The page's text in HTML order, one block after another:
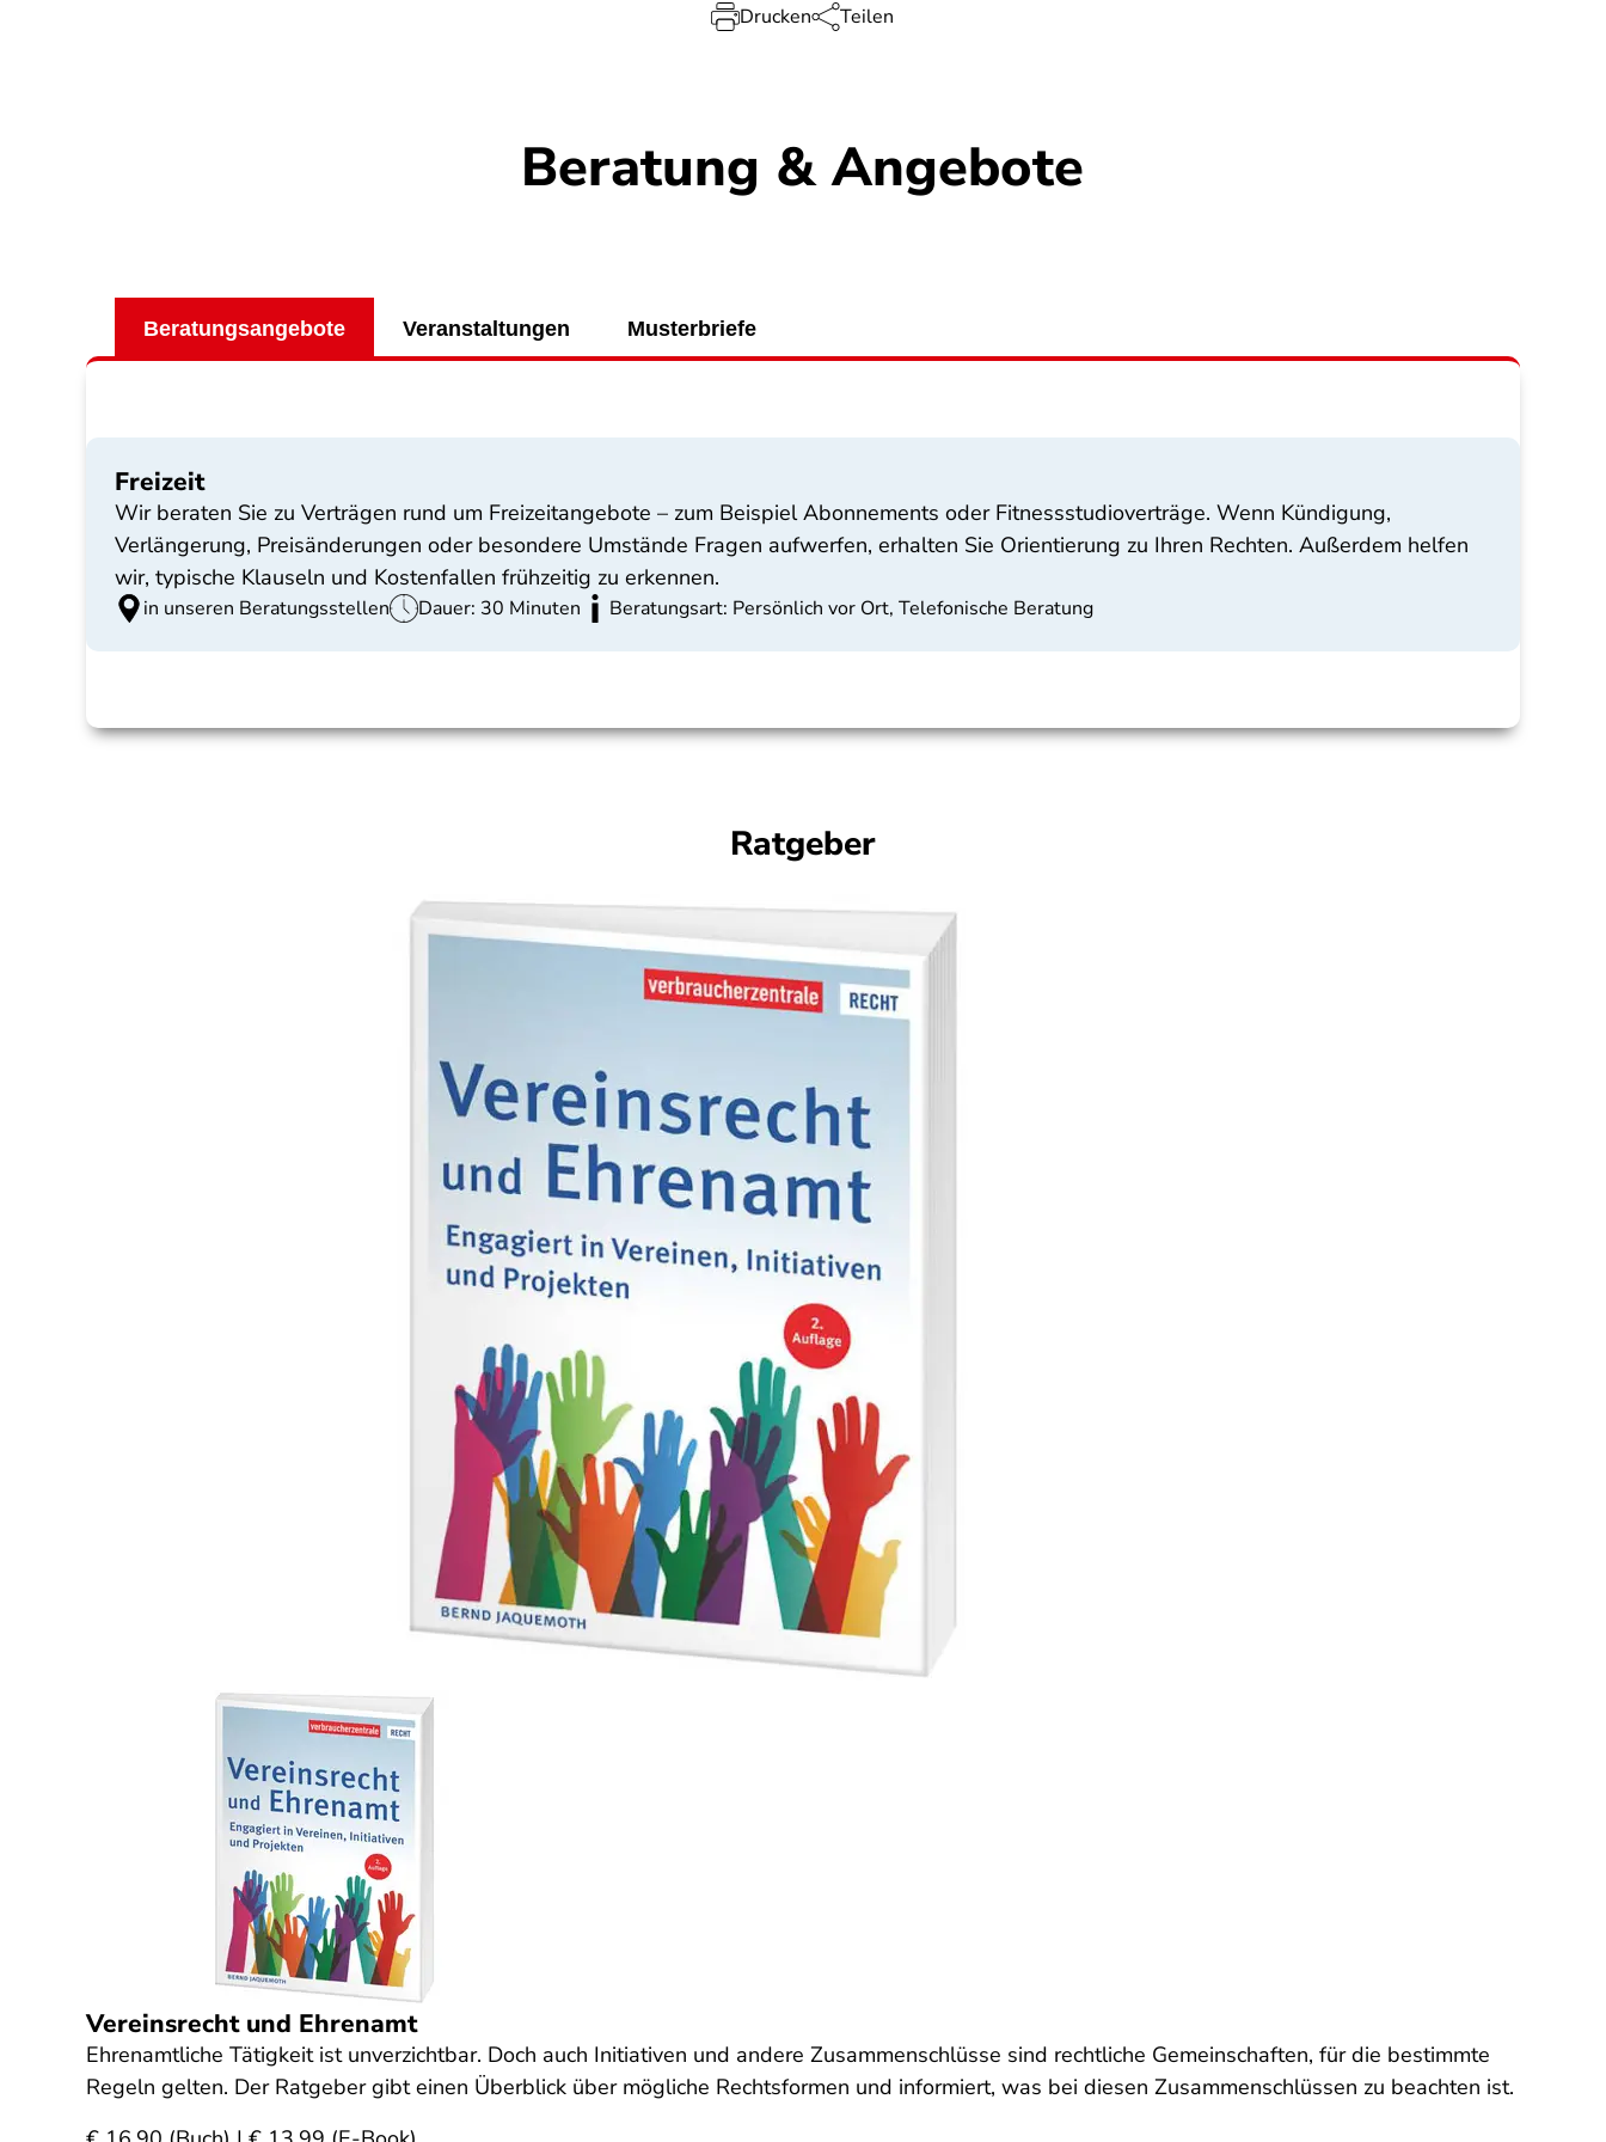
Drucken Teilen
Beratung & Angebote
Beratungsangebote Veranstaltungen Musterbriefe
Freizeit
Wir beraten Sie zu Verträgen rund um Freizeitangebote – zum Beispiel Abonnements oder Fitnessstudioverträge. Wenn Kündigung,
Verlängerung, Preisänderungen oder besondere Umstände Fragen aufwerfen, erhalten Sie Orientierung zu Ihren Rechten. Außerdem helfen
wir, typische Klauseln und Kostenfallen frühzeitig zu erkennen.
in unseren Beratungsstellen Dauer: 30 Minuten Beratungsart: Persönlich vor Ort, Telefonische Beratung
Ratgeber
Vereinsrecht und Ehrenamt
Ehrenamtliche Tätigkeit ist unverzichtbar. Doch auch Initiativen und andere Zusammenschlüsse sind rechtliche Gemeinschaften, für die bestimmte
Regeln gelten. Der Ratgeber gibt einen Überblick über mögliche Rechtsformen und informiert, was bei diesen Zusammenschlüssen zu beachten ist.